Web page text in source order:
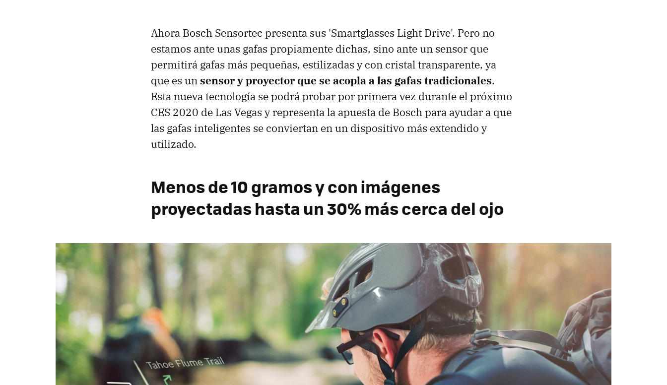
Ahora Bosch Sensortec presenta sus 'Smartglasses Light Drive'. Pero no
estamos ante unas gafas propiamente dichas, sino ante un sensor que
permitirá gafas más pequeñas, estilizadas y con cristal transparente, ya
que es unsensor y proyector que se acopla a las gafas tradicionales.
Esta nueva tecnología se podrá probar por primera vez durante el próximo
CES 2020 de Las Vegas y representa la apuesta de Bosch para ayudar a que
las gafas inteligentes se conviertan en un dispositivo más extendido y
utilizado.
Menos de 10 gramos y con imágenes
proyectadas hasta un 30% más cerca del ojo